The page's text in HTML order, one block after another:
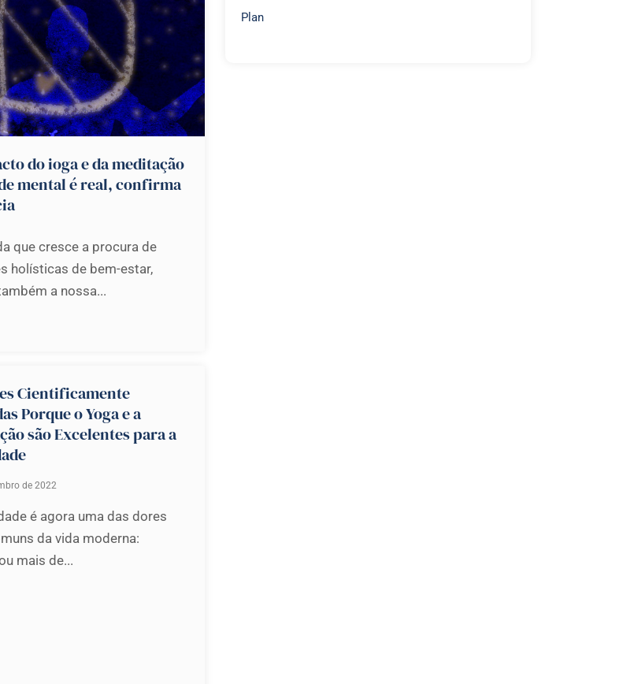
do ioga e da meditação
mental é real, confirma
que cresce a procura de
holísticas de bem-estar,
a nossa...
Cientificamente
Porque o Yoga e a
são Excelentes para a
de 2022
é agora uma das dores
da vida moderna:
mais de...
Plan